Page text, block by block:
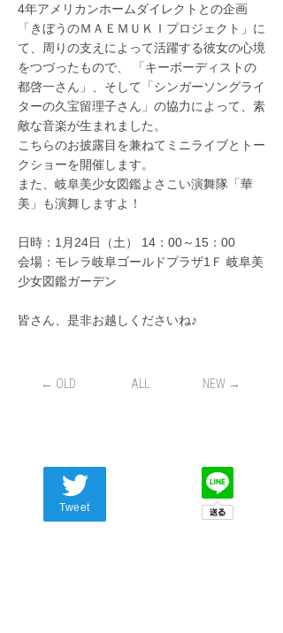
4年アメリカンホームダイレクトとの企画
「きぼうのＭＡＥＭＵＫＩプロジェクト」に
て、周りの支えによって活躍する彼女の心境
をつづったもので、 「キーボーディストの
都啓一さん」、そして「シンガーソングライ
ターの久宝留理子さん」の協力によって、素
敵な音楽が生まれました。
こちらのお披露目を兼ねてミニライブとトー
クショーを開催します。
また、岐阜美少女図鑑よさこい演舞隊「華
美」も演舞しますよ！
日時：1月24日（土） 14：00～15：00
会場：モレラ岐阜ゴールドプラザ1Ｆ 岐阜美
少女図鑑ガーデン
皆さん、是非お越しくださいね♪
← OLD ALL NEW →
Tweet